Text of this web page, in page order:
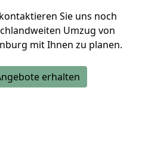
Sie uns noch
Umzug von
mit Ihnen zu planen.
erhalten